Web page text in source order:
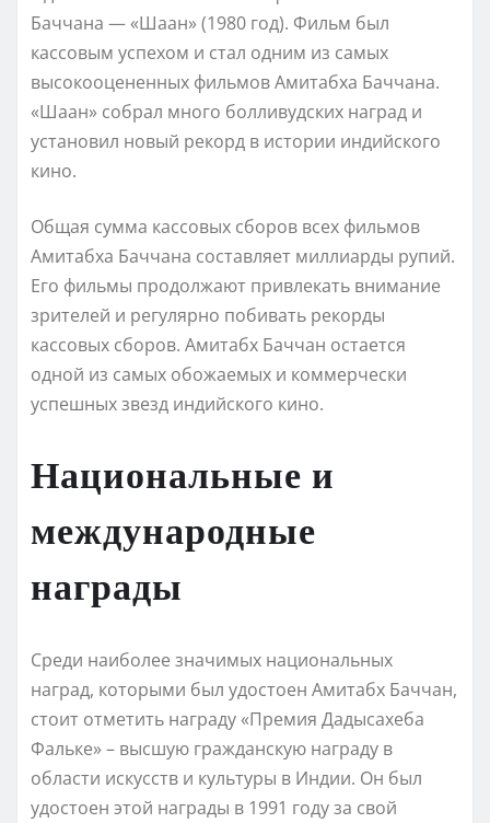
Баччана — «Шаан» (1980 год). Фильм был
кассовым успехом и стал одним из самых
высокооцененных фильмов Амитабха Баччана.
«Шаан» собрал много болливудских наград и
установил новый рекорд в истории индийского
кино.
Общая сумма кассовых сборов всех фильмов
Амитабха Баччана составляет миллиарды рупий.
Его фильмы продолжают привлекать внимание
зрителей и регулярно побивать рекорды
кассовых сборов. Амитабх Баччан остается
одной из самых обожаемых и коммерчески
успешных звезд индийского кино.
Национальные и
международные
награды
Среди наиболее значимых национальных
наград, которыми был удостоен Амитабх Баччан,
стоит отметить награду «Премия Дадысахеба
Фальке» – высшую гражданскую награду в
области искусств и культуры в Индии. Он был
удостоен этой награды в 1991 году за свой